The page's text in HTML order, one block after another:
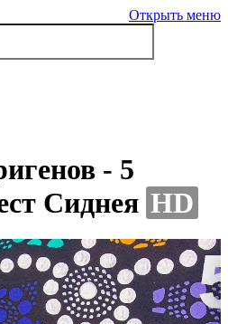
Открыть меню
- 5
Сиднея HD